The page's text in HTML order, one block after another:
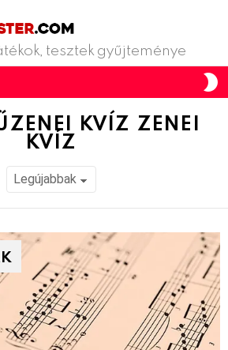
tesztek gyűjteménye
KVÍZ ZENEI
KVÍZ